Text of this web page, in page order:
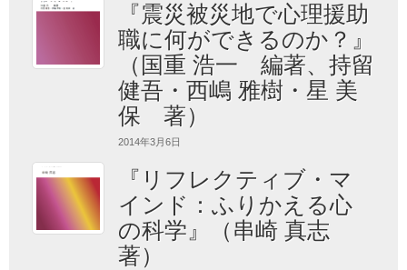
『震災被災地で心理援助
職に何ができるのか？』
（国重 浩一 編著、持留
健吾・西嶋 雅樹・星 美
保 著）
2014年3月6日
『リフレクティブ・マ
インド：ふりかえる心
の科学』（串崎 真志
著）